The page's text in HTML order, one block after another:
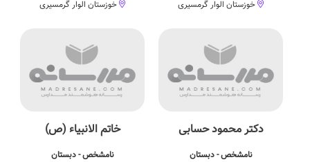
خوزستان الوار گرمسیری
خوزستان الوار گرمسیری
دکتر محمود حسابی
نامشخص - دبستان
خاتم الانبیاء (ص)
نامشخص - دبستان